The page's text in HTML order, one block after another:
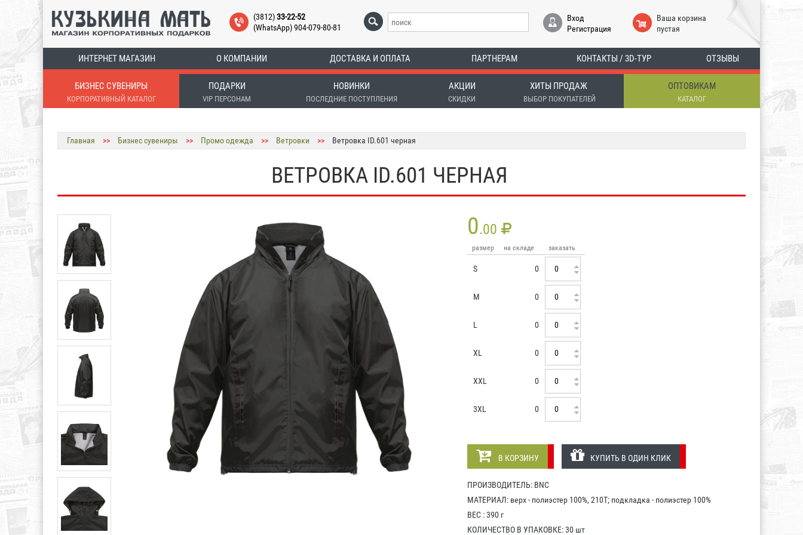
(3812)33-22-52
(WhatsApp) 904-079-80-81
Вход
Регистрация
Ваша корзина
пустая
ИНТЕРНЕТ МАГАЗИН О КОМПАНИИ ДОСТАВКА И ОПЛАТА ПАРТНЕРАМ КОНТАКТЫ / 3D-ТУР ОТЗЫВЫ
БИЗНЕС СУВЕНИРЫ
КОРПОРАТИВНЫЙ КАТАЛОГ
ПОДАРКИ
VIP ПЕРСОНАМ
НОВИНКИ
ПОСЛЕДНИЕ ПОСТУПЛЕНИЯ
АКЦИИ
СКИДКИ
ХИТЫ ПРОДАЖ
ВЫБОР ПОКУПАТЕЛЕЙ
ОПТОВИКАМ
КАТАЛОГ
Главная >> Бизнес сувениры >> Промо одежда >> Ветровки >> Ветровка ID.601 черная
ВЕТРОВКА ID.601 ЧЕРНАЯ
0.00
размер на складе заказать
S 0
M 0
L 0
XL 0
XXL 0
3XL 0
В КОРЗИНУ КУПИТЬ В ОДИН КЛИК
ПРОИЗВОДИТЕЛЬ: BNC
МАТЕРИАЛ: верх - полиэстер 100%, 210T; подкладка - полиэстер 100%
ВЕС : 390 г
КОЛИЧЕСТВО В УПАКОВКЕ: 30 шт